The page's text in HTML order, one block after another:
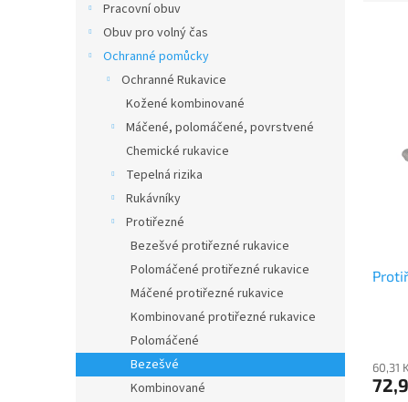
Pracovní obuv
Obuv pro volný čas
Ochranné pomůcky
Ochranné Rukavice
Kožené kombinované
Máčené, polomáčené, povrstvené
Chemické rukavice
Tepelná rizika
Rukávníky
Protiřezné
Bezešvé protiřezné rukavice
Polomáčené protiřezné rukavice
Máčené protiřezné rukavice
Kombinované protiřezné rukavice
Polomáčené
Bezešvé
Kombinované
60,31